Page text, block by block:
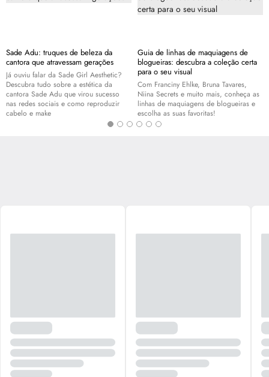
Sade Adu: truques de beleza da
cantora que atravessam gerações
Já ouviu falar da Sade Girl Aesthetic?
Descubra tudo sobre a estética da
cantora Sade Adu que virou sucesso
nas redes sociais e como reproduzir
cabelo e make
Guia de linhas de maquiagens de
blogueiras: descubra a coleção certa
para o seu visual
Com Franciny Ehlke, Bruna Tavares,
Niina Secrets e muito mais, conheça as
linhas de maquiagens de blogueiras e
escolha as suas favoritas!